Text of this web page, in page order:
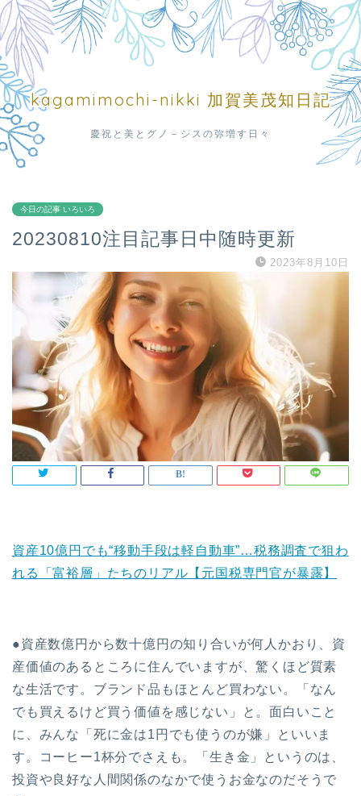
kagamimochi-nikki 加賀美茂知日記
慶祝と美とグノ－シスの弥増す日々
今日の記事 いろいろ
20230810注目記事日中随時更新
2023年8月10日
資産10億円でも“移動手段は軽自動車”…税務調査で狙わ
れる「富裕層」たちのリアル【元国税専門官が暴露】
●資産数億円から数十億円の知り合いが何人かおり、資
産価値のあるところに住んでいますが、驚くほど質素
な生活です。ブランド品もほとんど買わない。「なん
でも買えるけど買う価値を感じない」と。面白いこと
に、みんな「死に金は1円でも使うのが嫌」といいま
す。コーヒー1杯分でさえも。「生き金」というのは、
投資や良好な人間関係のなかで使うお金なのだそうで